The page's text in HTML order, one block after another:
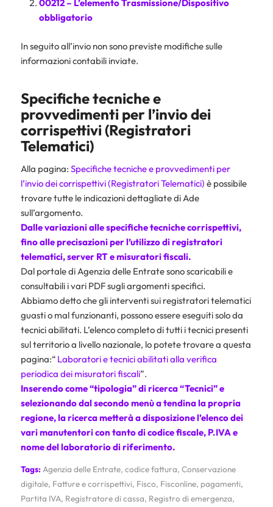
00212 – L’elemento Trasmissione/Dispositivo
obbligatorio
In seguito all’invio non sono previste modifiche sulle
informazioni contabili inviate.
Specifiche tecniche e
provvedimenti per l’invio dei
corrispettivi (Registratori
Telematici)
Alla pagina: Specifiche tecniche e provvedimenti per
l’invio dei corrispettivi (Registratori Telematici) è possibile
trovare tutte le indicazioni dettagliate di Ade
sull’argomento.
Dalle variazioni alle specifiche tecniche corrispettivi,
fino alle precisazioni per l’utilizzo di registratori
telematici, server RT e misuratori fiscali.
Dal portale di Agenzia delle Entrate sono scaricabili e
consultabili i vari PDF sugli argomenti specifici.
Abbiamo detto che gli interventi sui registratori telematici
guasti o mal funzionanti, possono essere eseguiti solo da
tecnici abilitati. L’elenco completo di tutti i tecnici presenti
sul territorio a livello nazionale, lo potete trovare a questa
pagina:“ Laboratori e tecnici abilitati alla verifica
periodica dei misuratori fiscali”.
Inserendo come “tipologia” di ricerca “Tecnici” e
selezionando dal secondo menù a tendina la propria
regione, la ricerca metterà a disposizione l’elenco dei
vari manutentori con tanto di codice fiscale, P.IVAe
nome del laboratorio di riferimento.
Tags:Agenzia delle Entrate, codice fattura, Conservazione
digitale, Fatture e corrispettivi, Fisco, Fisconline, pagamenti,
Partita IVA, Registratore di cassa, Registro di emergenza,